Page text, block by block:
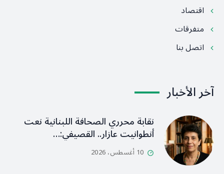
اقتصاد
متفرقات
اتصل بنا
آخر الأخبار
نقابة محرري الصحافة اللبنانية نعت
أنطوانيت عازار.. القصيفي:…
10 أغسطس، 2026